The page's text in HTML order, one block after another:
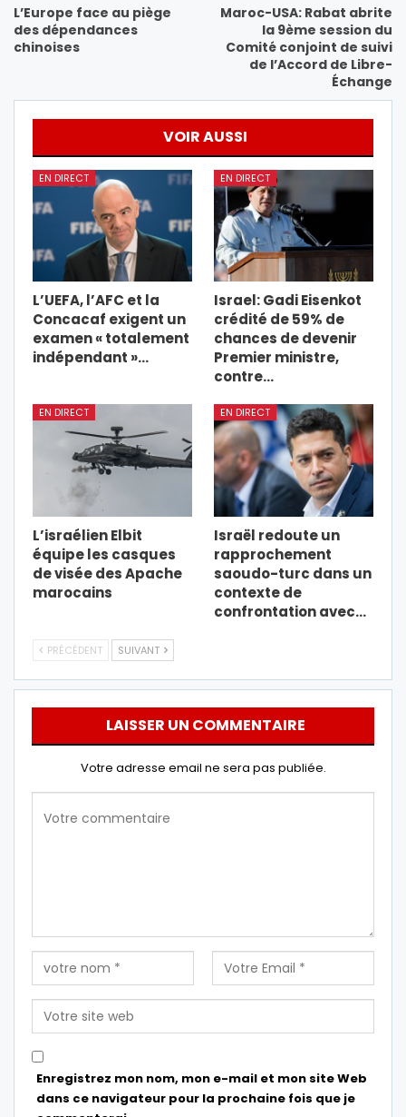
L’Europe face au piège
des dépendances
chinoises
Maroc-USA: Rabat abrite
la 9ème session du
Comité conjoint de suivi
de l’Accord de Libre-
Échange
VOIR AUSSI
EN DIRECT
L’UEFA, l’AFC et la
Concacaf exigent un
examen « totalement
indépendant »…
EN DIRECT
Israel: Gadi Eisenkot
crédité de 59% de
chances de devenir
Premier ministre,
contre…
EN DIRECT
L’israélien Elbit
équipe les casques
de visée des Apache
marocains
EN DIRECT
Israël redoute un
rapprochement
saoudo-turc dans un
contexte de
confrontation avec…
PRÉCÉDENT SUIVANT
LAISSER UN COMMENTAIRE
Votre adresse email ne sera pas publiée.
Enregistrez mon nom, mon e-mail et mon site Web
dans ce navigateur pour la prochaine fois que je